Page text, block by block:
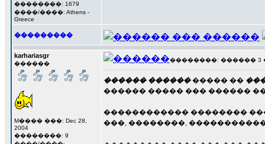
��������: 1679
����/����: Athens -
Greece
���������
karhariasgr
������
M���� ���: Dec 28,
2004
��������: 9
��������: ������ 3
������ ����������� ��
������ ����� ��� ������
������������ ��������
���, ��������,